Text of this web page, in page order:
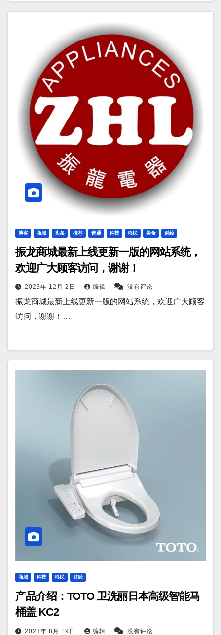
博客 商城 头条 推荐 普通 科技 移民 美食 财经
振龙商城最新上线更新一版的网站系统，
欢迎广大顾客访问，谢谢！
2023年 12月 2日 编辑 没有评论
振龙商城最新上线更新一版的网站系统，欢迎广大顾客
访问，谢谢！…
商城 科技 移民 财经
产品介绍：TOTO 卫洗丽日本高级智能马
桶盖 KC2
2023年 8月 19日 编辑 没有评论